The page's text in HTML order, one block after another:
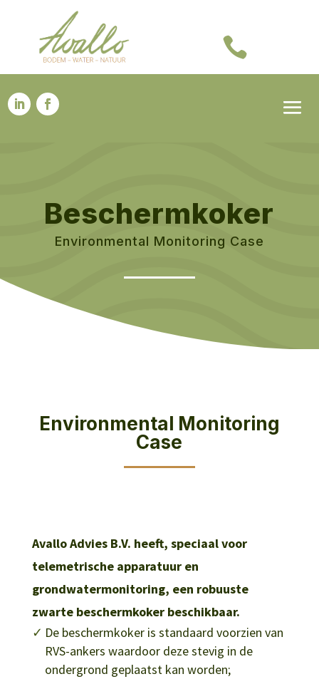

Beschermkoker
Environmental Monitoring Case
Environmental Monitoring
Case
Avallo Advies B.V. heeft, speciaal voor
telemetrische apparatuur en
grondwatermonitoring, een robuuste
zwarte beschermkoker beschikbaar.
De beschermkoker is standaard voorzien van
RVS-ankers waardoor deze stevig in de
ondergrond geplaatst kan worden;